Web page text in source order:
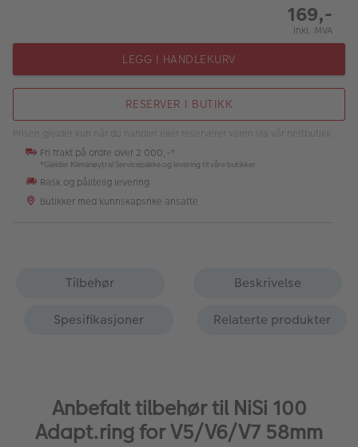
Inspirasjon
Butikkoversikt
169,-
Inkl. MVA
LEGG I HANDLEKURV
RESERVER I BUTIKK
Prisen gjelder kun når du handler eller reserverer varen via vår nettbutikk.
Fri frakt på ordre over 2 000,-*
*Gjelder Klimanøytral Servicepakke og levering til våre butikker
Rask og pålitelig levering
Butikker med kunnskapsrike ansatte
Tilbehør
Beskrivelse
Spesifikasjoner
Relaterte produkter
Anbefalt tilbehør til NiSi 100
Adapt.ring for V5/V6/V7 58mm